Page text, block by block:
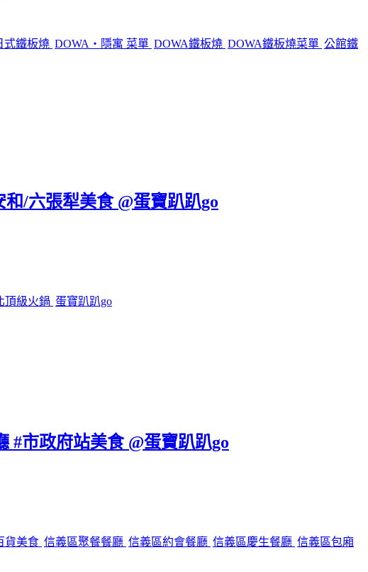
式鐵板燒 DOWA・隱寓 菜單 DOWA鐵板燒 DOWA鐵板燒菜單 公館鐵
/六張犁美食 @蛋寶趴趴go
頂級火鍋 蛋寶趴趴go
#市政府站美食 @蛋寶趴趴go
貨美食 信義區聚餐餐廳 信義區約會餐廳 信義區慶生餐廳 信義區包廂